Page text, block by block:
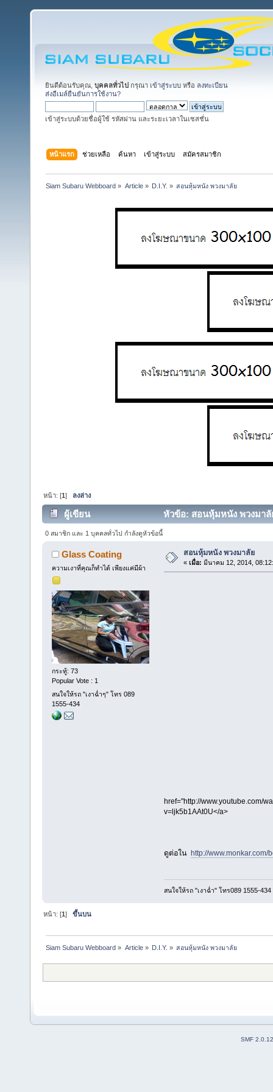
ยินดีต้อนรับคุณ, บุคคลทั่วไป กรุณา เข้าสู่ระบบ หรือ ลงทะเบียน
ส่งอีเมล์ยืนยันการใช้งาน?
เข้าสู่ระบบด้วยชื่อผู้ใช้ รหัสผ่าน และระยะเวลาในเซสชั่น
หน้าแรก ช่วยเหลือ ค้นหา เข้าสู่ระบบ สมัครสมาชิก
Siam Subaru Webboard » Article» D.I.Y. » สอนหุ้มหนัง พวงมาลัย
หน้า: [1] ลงล่าง
ผู้เขียน หัวข้อ: สอนหุ้มหนัง พวงมาลั
0 สมาชิก และ 1 บุคคลทั่วไป กำลังดูหัวข้อนี้
Glass Coating
ความเงาที่คุณก็ทำได้ เพียงแค่มีผ้า
กระทู้: 73
Popular Vote : 1
สนใจให้รถ "เงาฉ่ำๆ" โทร 089
1555-434
สอนหุ้มหนัง พวงมาลัย
« เมื่อ: มีนาคม 12, 2014,
href="http://www.youtube.com/
v=ljk5b1AAt0U</a>
ดูต่อใน http://
สนใจให้รถ "เงาฉ่ำ" โทร089 1555-434
หน้า: [1]ขึ้นบน
Siam Subaru Webboard » Article» D.I.Y. » สอนหุ้มหนัง พวงมาลัย
SMF 2.0.12